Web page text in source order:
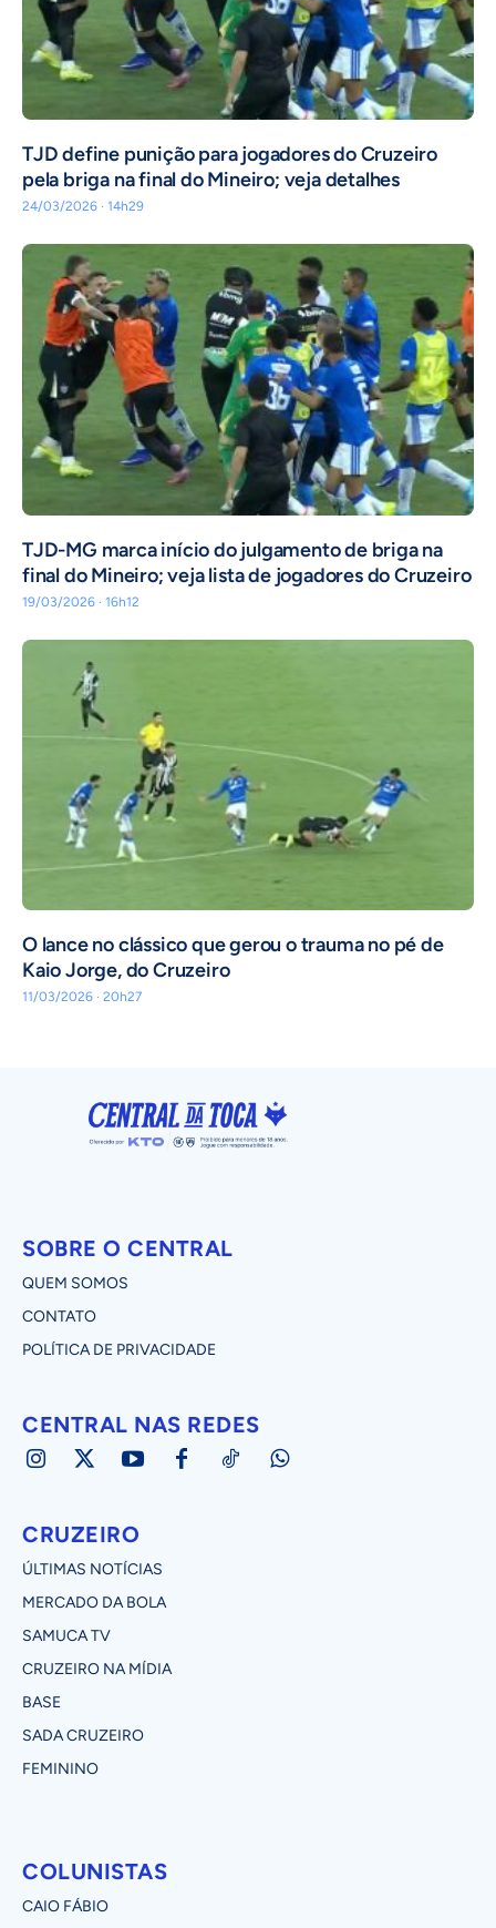
TJD define punição para jogadores do Cruzeiro
pela briga na final do Mineiro; veja detalhes
24/03/2026 · 14h29
TJD-MG marca início do julgamento de briga na
final do Mineiro; veja lista de jogadores do Cruzeiro
19/03/2026 · 16h12
O lance no clássico que gerou o trauma no pé de
Kaio Jorge, do Cruzeiro
11/03/2026 · 20h27
SOBRE O CENTRAL
QUEM SOMOS
CONTATO
POLÍTICA DE PRIVACIDADE
CENTRAL NAS REDES
CRUZEIRO
ÚLTIMAS NOTÍCIAS
MERCADO DA BOLA
SAMUCA TV
CRUZEIRO NA MÍDIA
BASE
SADA CRUZEIRO
FEMININO
COLUNISTAS
CAIO FÁBIO